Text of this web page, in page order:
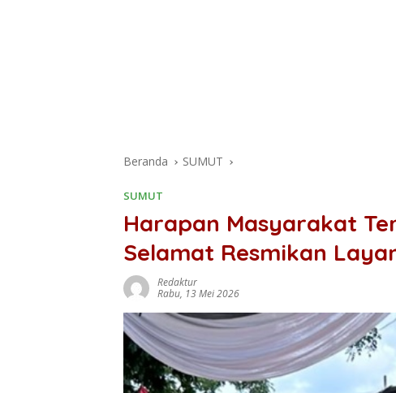
Beranda SUMUT
SUMUT
Harapan Masyarakat
Selamat Resmikan
Redaktur
Rabu, 13 Mei 2026